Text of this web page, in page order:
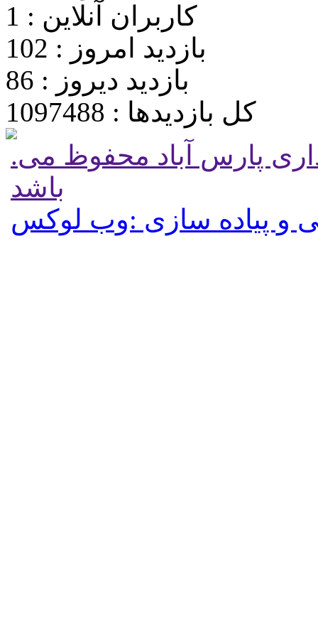
کاربران آنلاین : 1
بازدید امروز : 102
بازدید دیروز : 86
کل بازدیدها : 1097488
.تمامی حقوق برای پایگاه شهرداری پارس آباد محفوظ می
باشد
و پیاده سازی :وب لوکس